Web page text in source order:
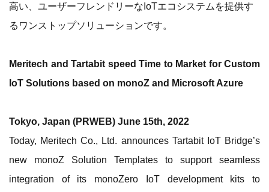
高い、ユーザーフレンドリーなIoTエコシステムを提供す
るワンストップソリューションです。
Meritech and Tartabit speed Time to Market for Custom
IoT Solutions based on monoZ and Microsoft Azure
Tokyo, Japan (PRWEB) June 15th, 2022
Today, Meritech Co., Ltd. announces Tartabit IoT Bridge’s
new monoZ Solution Templates to support seamless
integration of its monoZero IoT development kits to